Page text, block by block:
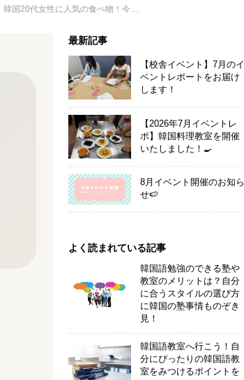
韓国20代女性に人気の食べ物！今どきの韓国グルメトレンドをご紹介
最新記事
【校舎イベント】7月のイ
ベントレポートをお届け
します！
【2026年7月イベントレ
ポ】韓国料理教室を開催
いたしました！🍳
8月イベント開催のお知ら
せ🍉
よく読まれている記事
韓国語勉強のできる塾や
教室のメリットは？自分
に合うスタイルの選び方
に韓国の塾事情ものぞき
見！
韓国語教室へ行こう！自
分にぴったりの韓国語教
室をみつけるポイントを